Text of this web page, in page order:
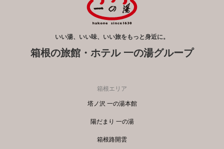
いい湯、いい味、いい旅をもっと身近に。
箱根の旅館・ホテル 一の湯グループ
箱根エリア
塔ノ沢 一の湯本館
陽だまり 一の湯
箱根路開雲